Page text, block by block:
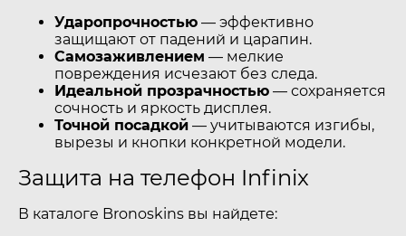
Ударопрочностью — эффективно
защищают от падений и царапин.
Самозаживлением — мелкие
повреждения исчезают без следа.
Идеальной прозрачностью — сохраняется
сочность и яркость дисплея.
Точной посадкой — учитываются изгибы,
вырезы и кнопки конкретной модели.
Защита на телефон Infinix
В каталоге Bronoskins вы найдете: